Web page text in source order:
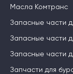
Масла Комтранс
Запасные части
Запасные части
Запасные части
Запчасти для